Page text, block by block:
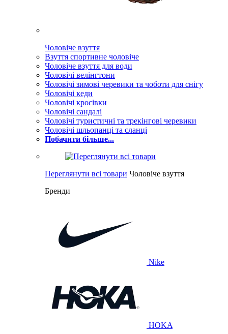
Чоловіче взуття
Взуття спортивне чоловіче
Чоловіче взуття для води
Чоловічі велінгтони
Чоловічі зимові черевики та чоботи для снігу
Чоловічі кеди
Чоловічі кросівки
Чоловічі сандалі
Чоловічі туристичні та трекінгові черевики
Чоловічі шльопанці та сланці
Побачити більше...
Переглянути всі товари Чоловіче взуття
Бренди
Nike
HOKA